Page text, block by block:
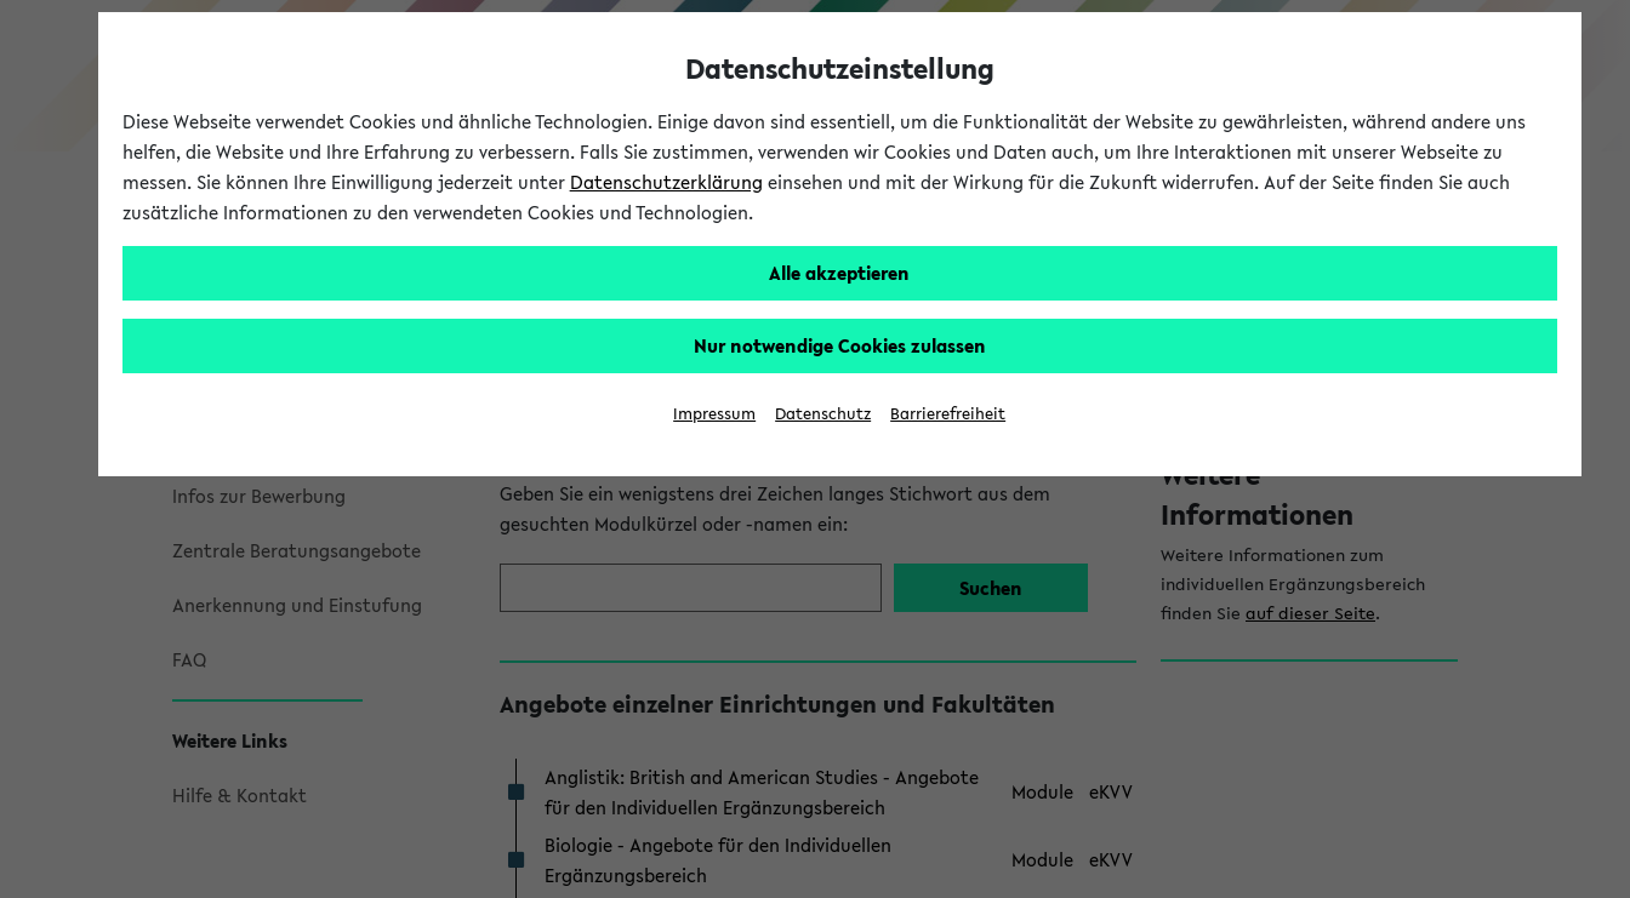
Studieninformation
Universität Forschung Studium
Studienangebot
Meine Studieninformation
Bachelorbaukasten
Modulrecherche
Infos zur Bewerbung
Zentrale Beratungsangebote
Anerkennung und Einstufung
FAQ
Weitere Links
Hilfe & Kontakt
Angebote im Individuellen
Ergänzungsbereich für das
Geben Sie ein wenigstens drei Zeichen langes Stichwort aus dem
gesuchten Modulkürzel oder -namen ein:
Angebote einzelner Einrichtungen und Fakultäten
Anglistik: British and American Studies - Angebote
für den Individuellen Ergänzungsbereich
Module eKVV
Biologie - Angebote für den Individuellen
Ergänzungsbereich
Module eKVV
S
i
Navigation
Weitere
Informationen
Weitere Informationen zum
individuellen Ergänzungsbereich
finden Sie auf dieser Seite.
Datenschutzeinstellung
Diese Webseite verwendet Cookies und ähnliche Technologien. Einige davon sind essentiell, um die Funktionalität der Website zu gewährleisten, während andere uns
helfen, die Website und Ihre Erfahrung zu verbessern. Falls Sie zustimmen, verwenden wir Cookies und Daten auch, um Ihre Interaktionen mit unserer Webseite zu
messen. Sie können Ihre Einwilligung jederzeit unter Datenschutzerklärung einsehen und mit der Wirkung für die Zukunft widerrufen. Auf der Seite finden Sie auch
zusätzliche Informationen zu den verwendeten Cookies und Technologien.
Alle akzeptieren
Nur notwendige Cookies zulassen
Impressum Datenschutz Barrierefreiheit